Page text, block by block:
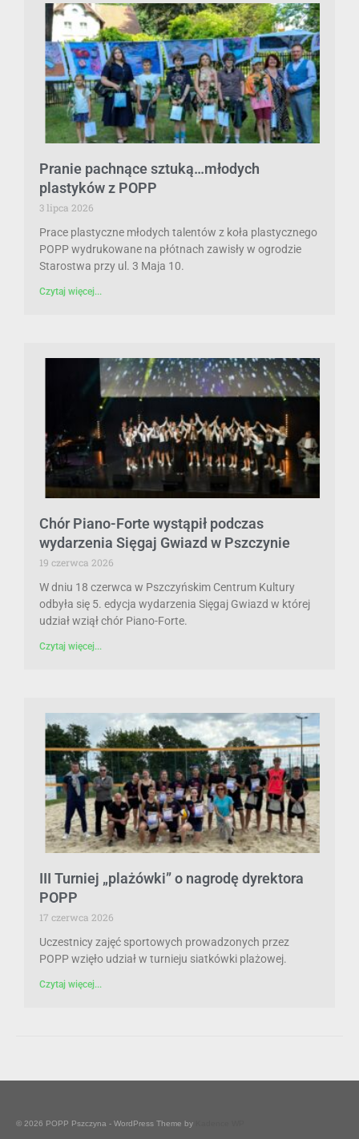
Pranie pachnące sztuką…młodych
plastyków z POPP
3 lipca 2026
Prace plastyczne młodych talentów z koła plastycznego
POPP wydrukowane na płótnach zawisły w ogrodzie
Starostwa przy ul. 3 Maja 10.
Czytaj więcej...
Chór Piano-Forte wystąpił podczas
wydarzenia Sięgaj Gwiazd w Pszczynie
19 czerwca 2026
W dniu 18 czerwca w Pszczyńskim Centrum Kultury
odbyła się 5. edycja wydarzenia Sięgaj Gwiazd w której
udział wziął chór Piano-Forte.
Czytaj więcej...
III Turniej „plażówki” o nagrodę dyrektora
POPP
17 czerwca 2026
Uczestnicy zajęć sportowych prowadzonych przez
POPP wzięło udział w turnieju siatkówki plażowej.
Czytaj więcej...
© 2026 POPP Pszczyna - WordPress Theme by